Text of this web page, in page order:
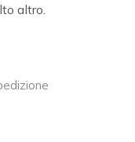
altro.